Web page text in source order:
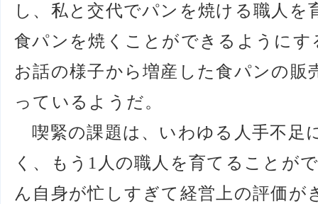
し、私と交代でパンを焼ける職人を
食パンを焼くことができるように
お話の様子から増産した食パンの販
っているようだ。
喫緊の課題は、いわゆる人手不足
く、もう1人の職人を育てることが
ん自身が忙しすぎて経営上の評価